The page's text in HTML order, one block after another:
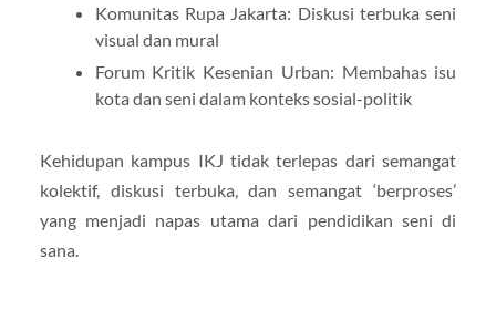
Komunitas Rupa Jakarta: Diskusi terbuka seni
visual dan mural
Forum Kritik Kesenian Urban: Membahas isu
kota dan seni dalam konteks sosial-politik
Kehidupan kampus IKJ tidak terlepas dari semangat
kolektif, diskusi terbuka, dan semangat ‘berproses’
yang menjadi napas utama dari pendidikan seni di
sana.